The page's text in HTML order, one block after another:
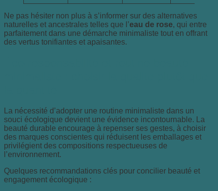
Ne pas hésiter non plus à s’informer sur des alternatives
naturelles et ancestrales telles que l’eau de rose, qui entre
parfaitement dans une démarche minimaliste tout en offrant
des vertus tonifiantes et apaisantes.
La nécessité d’adopter une routine minimaliste dans un
souci écologique devient une évidence incontournable. La
beauté durable encourage à repenser ses gestes, à choisir
des marques conscientes qui réduisent les emballages et
privilégient des compositions respectueuses de
l’environnement.
Quelques recommandations clés pour concilier beauté et
engagement écologique :